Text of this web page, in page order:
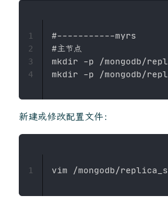
#-----------myrs
#主节点
mkdir -p /mongodb/
1
2
3
4
新建或修改配置文件：
1